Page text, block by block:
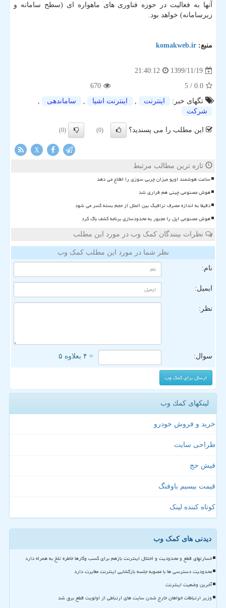
آنها به فعالیت در حوزه فناوری های ماهواره ای (سطح سامانه و
زیرسامانه) خواهد بود.
منبع: komakweb.ir
1399/11/19
21:40:12
0.0
/ 5
670
تگهای خبر:
اینترنت , اینترنت اشیا , ساماندهی
,
شركت
این مطلب را می پسندید؟ (0)
(0)
X
تازه ترین مطالب مرتبط
ساعت هوشمند اوپو میزان چربی سوزی را اطلاع می دهد
هوش مصنوعی چینی هم فراری شد
دقیقا به اندازه مصرف ترافیک بین الملل از حجم بسته کسر می شود
هوش مصنوعی اپل را مجبور به محدودسازی برنامه کشف باگ کرد
نظرات بینندگان کمک وب در مورد این مطلب
نظر شما در مورد این مطلب کمک وب
نام:
ایمیل:
نظر:
سوال: = ۴ بعلاوه ۵
لینکهای كمك وب
خرید و فروش خودرو
طراحی سایت
فیش حج
قیمت بیسیم باوفنگ
کوتاه کننده لینک
دیدنی های کمک وب
خسارتهای قطع و محدودیت و اختلال اینترنت بازهم برای کسب وکارها خاطره تلخ به همراه دارد
محدودیت دسترسی ها با مصوبه جلسه بازگشایی اینترنت مغایرت دارد
آخرین وضعیت اینترنت
وزیر ارتباطات خواهان خارج شدن سایت های ارتباطی از اولویت قطع برق شد